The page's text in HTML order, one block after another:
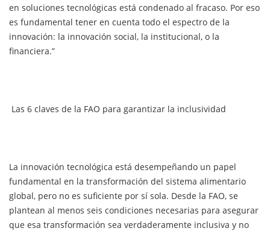
en soluciones tecnológicas está condenado al fracaso. Por eso
es fundamental tener en cuenta todo el espectro de la
innovación: la innovación social, la institucional, o la
financiera.”
Las 6 claves de la FAO para garantizar la inclusividad
La innovación tecnológica está desempeñando un papel
fundamental en la transformación del sistema alimentario
global, pero no es suficiente por sí sola. Desde la FAO, se
plantean al menos seis condiciones necesarias para asegurar
que esa transformación sea verdaderamente inclusiva y no